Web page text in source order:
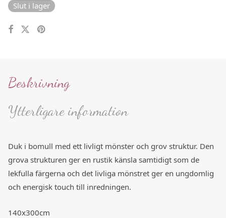
Slut i lager
Beskrivning
Ytterligare information
Duk i bomull med ett livligt mönster och grov struktur. Den
grova strukturen ger en rustik känsla samtidigt som de
lekfulla färgerna och det livliga mönstret ger en ungdomlig
och energisk touch till inredningen.
140x300cm